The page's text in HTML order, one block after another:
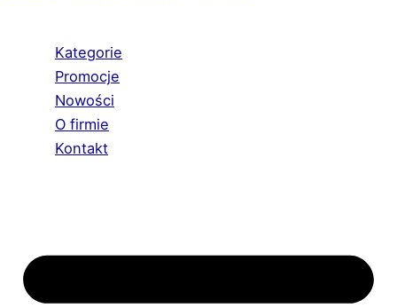
Kategorie
Promocje
Nowości
O firmie
Kontakt